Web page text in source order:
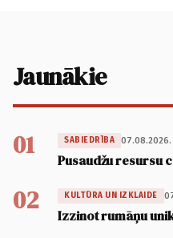
Jaunākie
01 SABIEDRĪBA 07.08.2026.
Pusaudžu resursu
02 KULTŪRA UN IZKLAIDE
Izzinot rumāņu